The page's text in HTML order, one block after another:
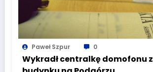
Paweł Szpur 0
Wykradł centralkę domofonu z